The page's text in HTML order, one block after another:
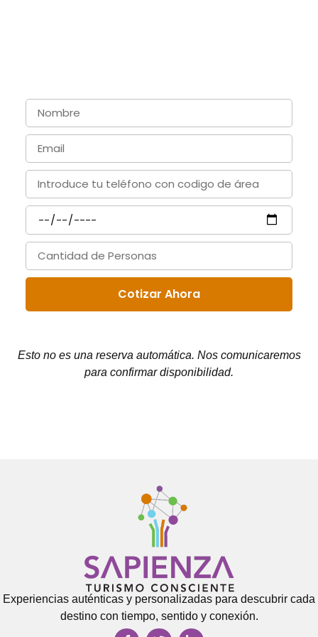
Cotizar Ahora
Esto no es una reserva automática. Nos comunicaremos
para confirmar disponibilidad.
Experiencias auténticas y personalizadas para descubrir cada
destino con tiempo, sentido y conexión.